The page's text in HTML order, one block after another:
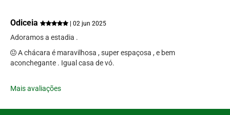
Odiceia | 02 jun 2025
Adoramos a estadia .
A chácara é maravilhosa , super espaçosa , e bem
aconchegante . Igual casa de vó.
Mais avaliações